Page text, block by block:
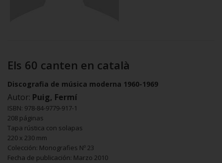
Els 60 canten en català
Discografia de música moderna 1960-1969
Autor: Puig, Fermí
ISBN: 978-84-9779-917-1
208 páginas
Tapa rústica con solapas
220 x 230 mm
Colección: Monografies Nº 23
Fecha de publicación: Marzo 2010